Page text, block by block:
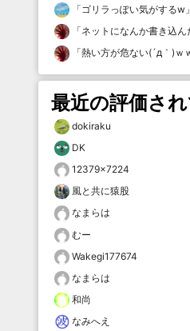
「ゴリラっぽい気がするw 」
「ネットになんか書き込
「熱い方が危ない(´д｀)ｗ
最近の評価さ
dokiraku
DK
12379×7224
風と共に猿股
なまらは
むー
Wakegi177674
なまらは
和尚
なみへえ